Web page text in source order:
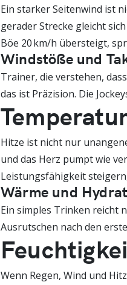
Ein starker Seitenwind ist
gerader Strecke gleicht
Böe 20 km/h übersteigt,
Windstöße und
Trainer, die verstehen,
das ist Präzision. Die
Hitze ist nicht nur
und das Herz pumpt wie
Leistungsfähigkeit
Wärme und
Ein simples Trinken reicht
Ausrutschen nach den
Wenn Regen, Wind und